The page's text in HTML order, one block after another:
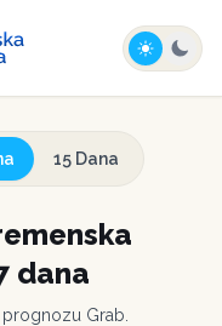
15 Dana
dana
prognozu Grab